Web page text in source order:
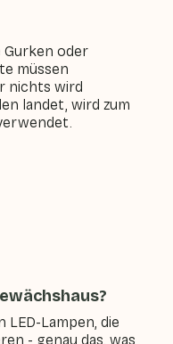
Gurken oder
müssen
nichts wird
landet, wird zum
Lampen, die
- genau das, was